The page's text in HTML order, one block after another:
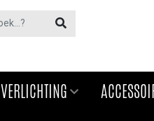
VERLICHTING